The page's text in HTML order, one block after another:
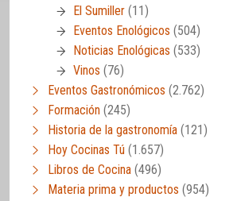
El Sumiller (11)
Eventos Enológicos (504)
Noticias Enológicas (533)
Vinos (76)
Eventos Gastronómicos (2.762)
Formación (245)
Historia de la gastronomía (121)
Hoy Cocinas Tú (1.657)
Libros de Cocina (496)
Materia prima y productos (954)